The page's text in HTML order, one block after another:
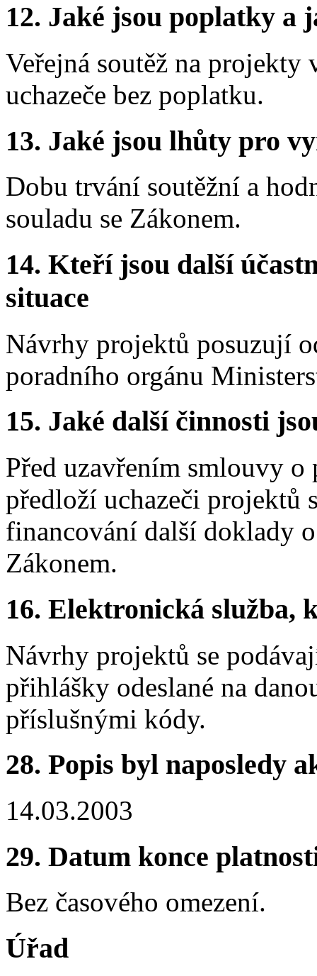
12. Jaké jsou poplatky a
Veřejná soutěž na
uchazeče bez poplatku.
13. Jaké jsou lhůty pro
Dobu trvání soutěžní a
souladu se Zákonem.
14. Kteří jsou další
situace
Návrhy projektů posuzují
poradního orgánu
15. Jaké další činnosti
Před uzavřením smlouvy
předloží uchazeči projektů
financování další doklady
Zákonem.
16. Elektronická služba,
Návrhy projektů se
přihlášky odeslané na
příslušnými kódy.
28. Popis byl naposledy
14.03.2003
29. Datum konce
Bez časového omezení.
Úřad